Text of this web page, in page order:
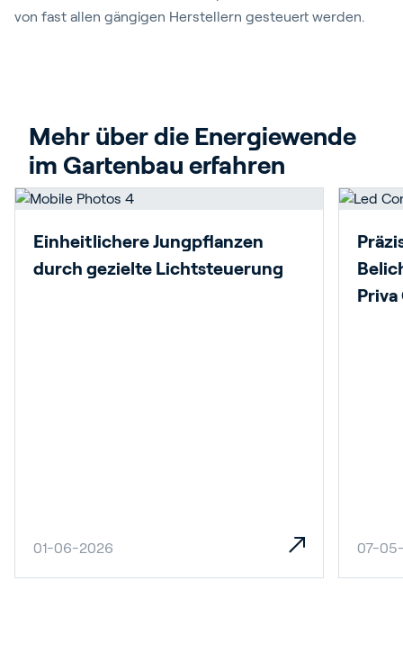
von fast allen gängigen Herstellern gesteuert werden.
Mehr über die Energiewende
im Gartenbau erfahren
Einheitlichere Jungpflanzen
durch gezielte Lichtsteuerung
01-06-2026 07-